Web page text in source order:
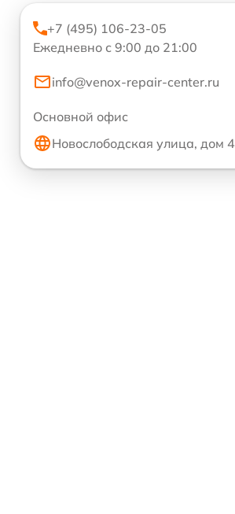
+7 (495) 106-23-05
Ежедневно с 9:00 до 21:00
info@venox-repair-center.ru
Основной офис
Новослободская улица, дом 4